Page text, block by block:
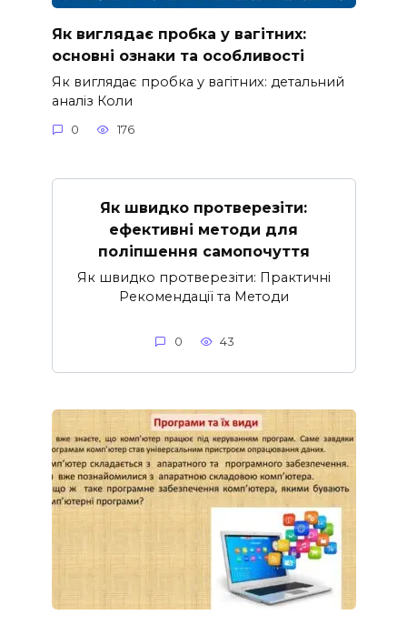
Як виглядає пробка у вагітних:
основні ознаки та особливості
Як виглядає пробка у вагітних: детальний
аналіз Коли
0 176
Як швидко протверезіти:
ефективні методи для
поліпшення самопочуття
Як швидко протверезіти: Практичні
Рекомендації та Методи
0 43